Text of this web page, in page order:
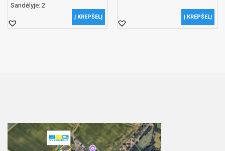
Sandėlyje: 2
Į KREPŠELĮ Į KREPŠELĮ